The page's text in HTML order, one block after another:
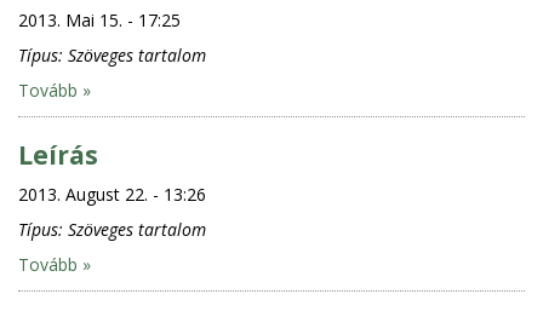
2013. Mai 15. - 17:25
Típus: Szöveges tartalom
Tovább »
Leírás
2013. August 22. - 13:26
Típus: Szöveges tartalom
Tovább »